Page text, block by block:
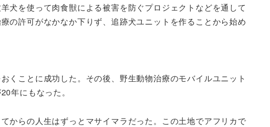
犬を使って肉食獣による被害を防ぐプロジェクトなどを通して
の許可がなかなか下りず、追跡犬ユニットを作ることから始め
くことに成功した。その後、野生動物治療のモバイルユニット
年にもなった。
からの人生はずっとマサイマラだった。この土地でアフリカで